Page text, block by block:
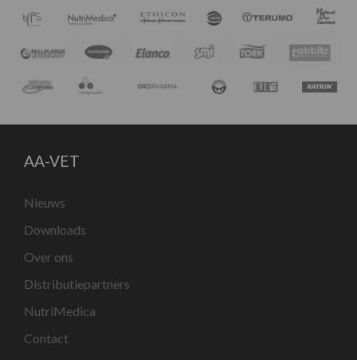
AA-VET
Nieuws
Downloads
Over ons
Distributiepartners
NutriMedica
Contact